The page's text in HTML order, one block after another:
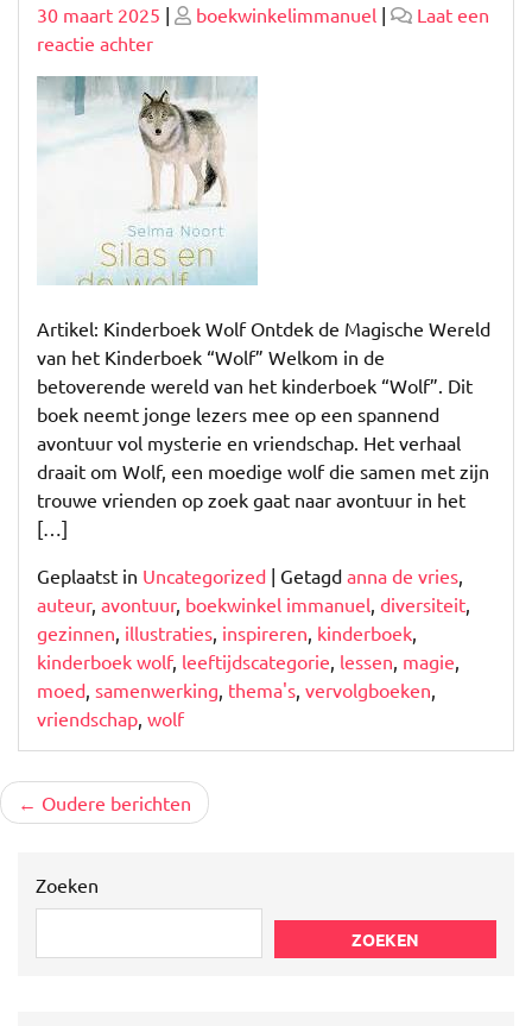
Geplaatst
op
30 maart 2025 | Geplaatst
boekwinkelimmanuel |
Laat een
reactie achterop
Avonturen
van
Wolf:
Een
Betoverend
Kinderboek
vol
Mysterie
Artikel: Kinderboek Wolf Ontdek de Magische Wereld
van het Kinderboek “Wolf” Welkom in de
betoverende wereld van het kinderboek “Wolf”. Dit
boek neemt jonge lezers mee op een spannend
avontuur vol mysterie en vriendschap. Het verhaal
draait om Wolf, een moedige wolf die samen met zijn
trouwe vrienden op zoek gaat naar avontuur in het
[…]
Geplaatst in Uncategorized | Getagd anna de vries,
auteur, avontuur, boekwinkel immanuel, diversiteit,
gezinnen, illustraties, inspireren, kinderboek,
kinderboek wolf, leeftijdscategorie, lessen, magie,
moed, samenwerking, thema's, vervolgboeken,
vriendschap, wolf
Berichtnavigatie
Oudere berichten
Zoeken
ZOEKEN